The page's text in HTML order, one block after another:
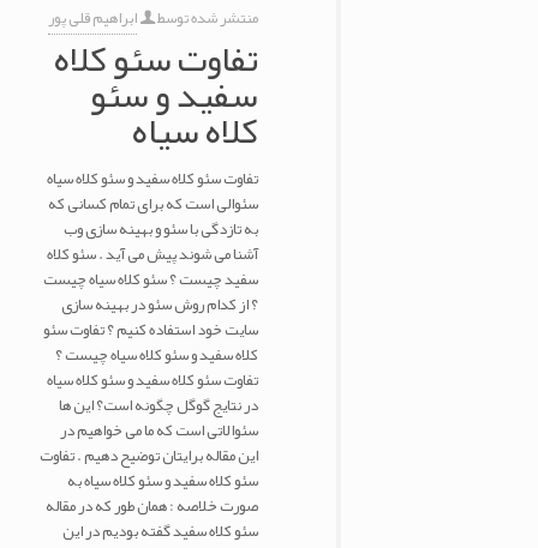
منتشر شده توسط ابراهیم قلی پور
تفاوت سئو کلاه
سفید و سئو
کلاه سیاه
تفاوت سئو کلاه سفید و سئو کلاه سیاه
سئوالی است که برای تمام کسانی که
به تازدگی با سئو و بهینه سازی وب
آشنا می شوند پیش می آید . سئو کلاه
سفید چیست ؟ سئو کلاه سیاه چیست
؟ از کدام روش سئو در بهینه سازی
سایت خود استفاده کنیم ؟ تفاوت سئو
کلاه سفید و سئو کلاه سیاه چیست ؟
تفاوت سئو کلاه سفید و سئو کلاه سیاه
در نتایج گوگل چگونه است؟ این ها
سئوالاتی است که ما می خواهیم در
این مقاله برایتان توضیح دهیم . تفاوت
سئو کلاه سفید و سئو کلاه سیاه به
صورت خلاصه : همان طور که در مقاله
سئو کلاه سفید گفته بودیم در این